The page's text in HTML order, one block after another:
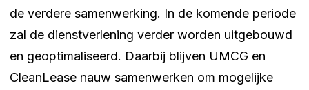
de verdere samenwerking. In de komende periode
zal de dienstverlening verder worden uitgebouwd
en geoptimaliseerd. Daarbij blijven UMCG en
CleanLease nauw samenwerken om mogelijke